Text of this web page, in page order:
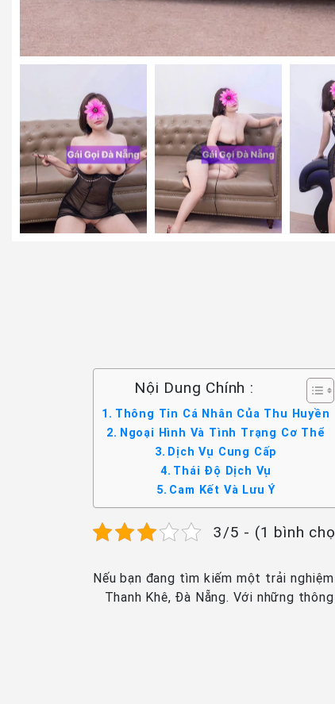
Nội Dung Chính :
Thông Tin Cá Nhân Của Thu Huyền
Ngoại Hình Và Tình Trạng Cơ Thể
Dịch Vụ Cung Cấp
Thái Độ Dịch Vụ
Cam Kết Và Lưu Ý
3/5 - (1 bình
Nếu bạn đang tìm kiếm một trải
Thanh Khê, Đà Nẵng. Với những